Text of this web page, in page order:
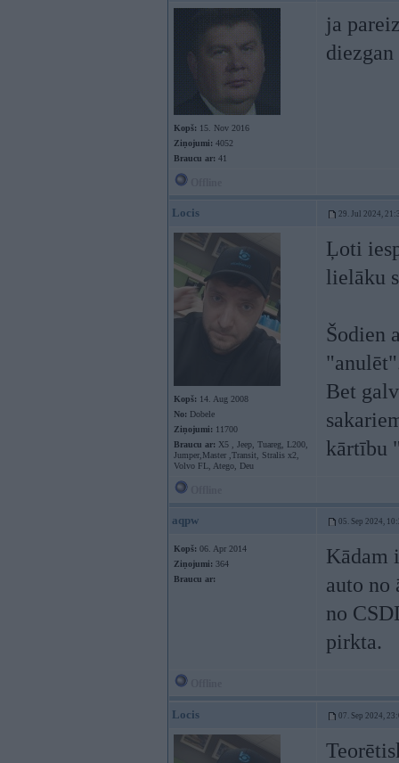
Kopš: 15. Nov 2016
Ziņojumi: 4052
Braucu ar: 41
ja
Locis 29. Jul 2024,
Kopš: 14. Aug 2008
No: Dobele
Ziņojumi: 11700
Braucu ar: X5 , Jeep, Tuareg, L200,
Jumper,Master ,Transit, Stralis x2,
Volvo FL, Atego, Deu
Ļoti
lielāku
Šodien
Bet
kārtību
aqpw 05. Sep 2024,
Kopš: 06. Apr 2014
Ziņojumi: 364
Braucu ar:
Kādam
auto no
no
pirkta.
Locis 07. Sep 2024,